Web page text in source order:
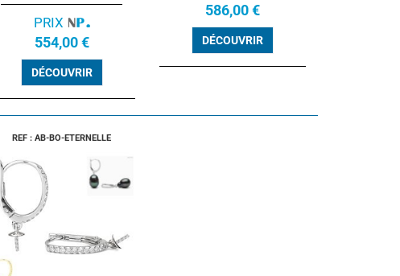
PRIX
554,00 €
DÉCOUVRIR
586,00 €
DÉCOUVRIR
REF : AB-BO-ETERNELLE